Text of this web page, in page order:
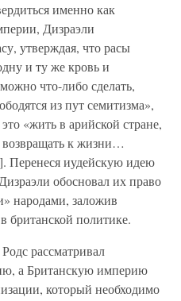
именно как
Дизраэли
утверждая, что расы
и ту же кровь и
что-либо сделать,
из пут семитизма»,
«жить в арийской стране,
к жизни…
Перенеся иудейскую идею
обосновал их право
народами, заложив
британской политике.
рассматривал
а Британскую империю
который необходимо